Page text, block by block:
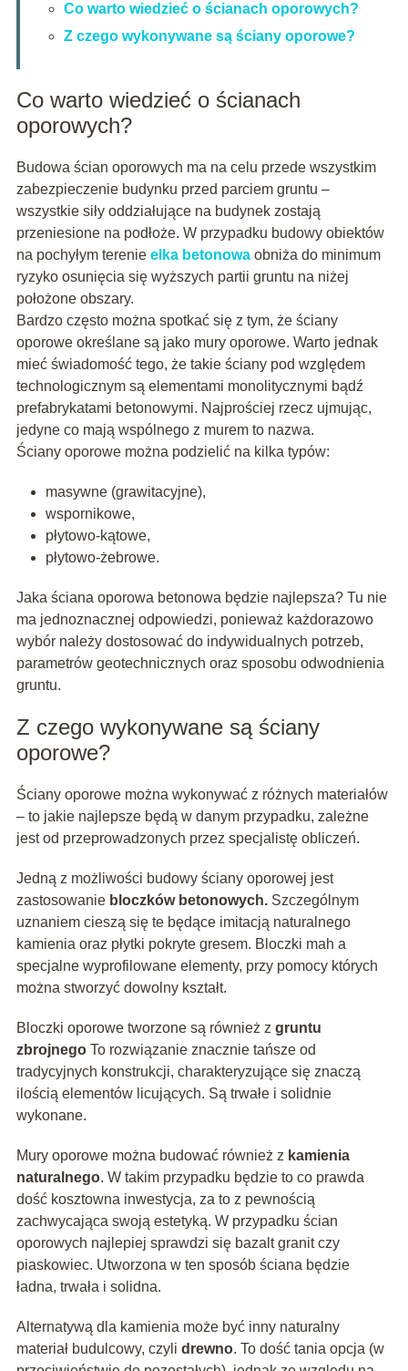
Co warto wiedzieć o ścianach oporowych?
Z czego wykonywane są ściany oporowe?
Co warto wiedzieć o ścianach
oporowych?
Budowa ścian oporowych ma na celu przede wszystkim
zabezpieczenie budynku przed parciem gruntu –
wszystkie siły oddziałujące na budynek zostają
przeniesione na podłoże. W przypadku budowy obiektów
na pochyłym terenie elka betonowaobniża do minimum
ryzyko osunięcia się wyższych partii gruntu na niżej
położone obszary.
Bardzo często można spotkać się z tym, że ściany
oporowe określane są jako mury oporowe. Warto jednak
mieć świadomość tego, że takie ściany pod względem
technologicznym są elementami monolitycznymi bądź
prefabrykatami betonowymi. Najprościej rzecz ujmując,
jedyne co mają wspólnego z murem to nazwa.
Ściany oporowe można podzielić na kilka typów:
masywne (grawitacyjne),
wspornikowe,
płytowo-kątowe,
płytowo-żebrowe.
Jaka ściana oporowa betonowa będzie najlepsza? Tu nie
ma jednoznacznej odpowiedzi, ponieważ każdorazowo
wybór należy dostosować do indywidualnych potrzeb,
parametrów geotechnicznych oraz sposobu odwodnienia
gruntu.
Z czego wykonywane są ściany
oporowe?
Ściany oporowe można wykonywać z różnych materiałów
– to jakie najlepsze będą w danym przypadku, zależne
jest od przeprowadzonych przez specjalistę obliczeń.
Jedną z możliwości budowy ściany oporowej jest
zastosowaniebloczków betonowych.Szczególnym
uznaniem cieszą się te będące imitacją naturalnego
kamienia oraz płytki pokryte gresem. Bloczki mah a
specjalne wyprofilowane elementy, przy pomocy których
można stworzyć dowolny kształt.
Bloczki oporowe tworzone są również z gruntu
zbrojnego To rozwiązanie znacznie tańsze od
tradycyjnych konstrukcji, charakteryzujące się znaczą
ilością elementów licujących. Są trwałe i solidnie
wykonane.
Mury oporowe można budować również z kamienia
naturalnego. W takim przypadku będzie to co prawda
dość kosztowna inwestycja, za to z pewnością
zachwycająca swoją estetyką. W przypadku ścian
oporowych najlepiej sprawdzi się bazalt granit czy
piaskowiec. Utworzona w ten sposób ściana będzie
ładna, trwała i solidna.
Alternatywą dla kamienia może być inny naturalny
materiał budulcowy, czyli drewno. To dość tania opcja (w